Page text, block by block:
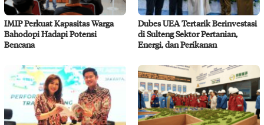
IMIP Perkuat Kapasitas Warga
Bahodopi Hadapi Potensi
Bencana
Dubes UEA Tertarik Berinvestasi
di Sulteng Sektor Pertanian,
Energi, dan Perikanan